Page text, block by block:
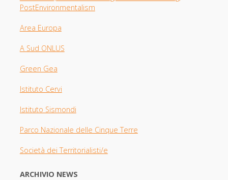
PostEnvironmentalism
Area Europa
A Sud ONLUS
Green Gea
Istituto Cervi
Istituto Sismondi
Parco Nazionale delle Cinque Terre
Società dei Territorialisti/e
ARCHIVIO NEWS